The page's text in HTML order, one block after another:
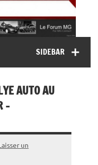
Contact
A, Midget…)SIDEBAR
AUTO AU
–
un